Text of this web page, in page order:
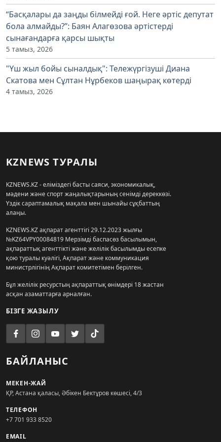
“Басқалары да заңды білмейді ғой. Неге әртіс депутат
бола алмайды?”: Баян Алагөзова әртістерді
сынағандарға қарсы шықты
5 тамыз, 2026
"Үш жыл бойы сыналдық": Тележүргізуші Диана
Скатова мен Сұлтан Нұрбеков шаңырақ көтерді
4 тамыз, 2026
KZNEWS ТУРАЛЫ
KZNEWS.KZ - еліміздегі басты саяси, экономикалық,
мәдени және спорт жаңалықтарының сенімді дереккөзі.
Үздік сараптамалық мақала мен шынайы сұқбаттың
алаңы.
KZNEWS.KZ ақпарат агенттігі 29.12.2023 жылғы
№KZ64VPY00084819 Мерзімді баспасөз басылымын,
ақпараттық агенттікті және желілік басылымды есепке
қою туралы куәлігі, Ақпарат және коммуникация
министрлігінің Ақпарат комитетімен берілген.
Бұл желілік ресурстың ақпараттық өнімдері 18 жастан
асқан азаматтарға арналған.
БІЗГЕ ЖАЗЫЛУ
БАЙЛАНЫС
МЕКЕН-ЖАЙ
ҚР, Астана қаласы, Әбікен Бектұров көшесі, 4/3
ТЕЛЕФОН
+7 701 933 8520
EMAIL